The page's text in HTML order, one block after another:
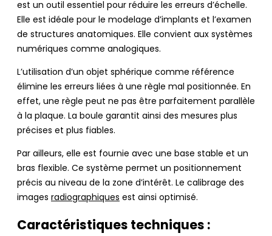
est un outil essentiel pour réduire les erreurs d’échelle.
Elle est idéale pour le modelage d’implants et l’examen
de structures anatomiques. Elle convient aux systèmes
numériques comme analogiques.
L’utilisation d’un objet sphérique comme référence
élimine les erreurs liées à une règle mal positionnée. En
effet, une règle peut ne pas être parfaitement parallèle
à la plaque. La boule garantit ainsi des mesures plus
précises et plus fiables.
Par ailleurs, elle est fournie avec une base stable et un
bras flexible. Ce système permet un positionnement
précis au niveau de la zone d’intérêt. Le calibrage des
images radiographiques est ainsi optimisé.
Caractéristiques techniques :